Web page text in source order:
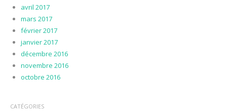
avril 2017
mars 2017
février 2017
janvier 2017
décembre 2016
novembre 2016
octobre 2016
CATÉGORIES